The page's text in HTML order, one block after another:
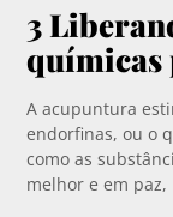
3
químicas
A acupuntura
endorfinas, ou o
como as
melhor e em